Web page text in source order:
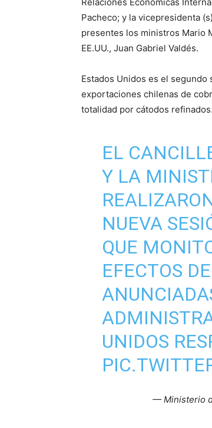
Pacheco; y la vicepresidenta
presentes los ministros Mario
EE.UU., Juan Gabriel Valdés.
Estados Unidos es el segundo
exportaciones chilenas de
totalidad por cátodos refinados.
EL
Y LA
NUEVA
QUE
EFECTOS
UNIDOS
— Ministerio